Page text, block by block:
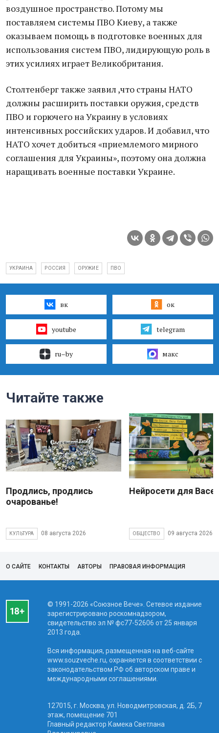
воздушное пространство. Потому мы
поставляем системы ПВО Киеву, а также
оказываем помощь в подготовке военных для
использования систем ПВО, лидирующую роль в
этих усилиях играет Великобритания.
Столтенберг также заявил ,что страны НАТО
должны расширить поставки оружия, средств
ПВО и горючего на Украину в условиях
интенсивных российских ударов. И добавил, что
НАТО хочет добиться «приемлемого мирного
соглашения для Украины», поэтому она должна
наращивать военные поставки Украине.
УКРАИНА РОССИЯ ОРУЖИЕ ПВО
вк ок
youtube telegram
ru–by макс
Читайте также
Продлись, продлись
очарованье!
КУЛЬТУРА 08 августа 2026
Нейросети для
ОБЩЕСТВО 09 августа 2026
О САЙТЕ КОНТАКТЫ АВТОРЫ ПРАВОВАЯ ИНФОРМАЦИЯ
© 1991-2026 «Союзное Вече». Сетевое издание
зарегистрировано роскомнадзором,
свидетельство эл № фc77-52606 от 25 января
2013 года.
Вся информация, размещенная на веб-сайте
www.souzveche.ru, охраняется в соответствии с
законодательством РФ об авторском праве и
международными соглашениями.
127015, г. Москва, ул. Новодмитровская, д. 2Б, 7
этаж, помещение 701
Главный редактор Камека Светлана